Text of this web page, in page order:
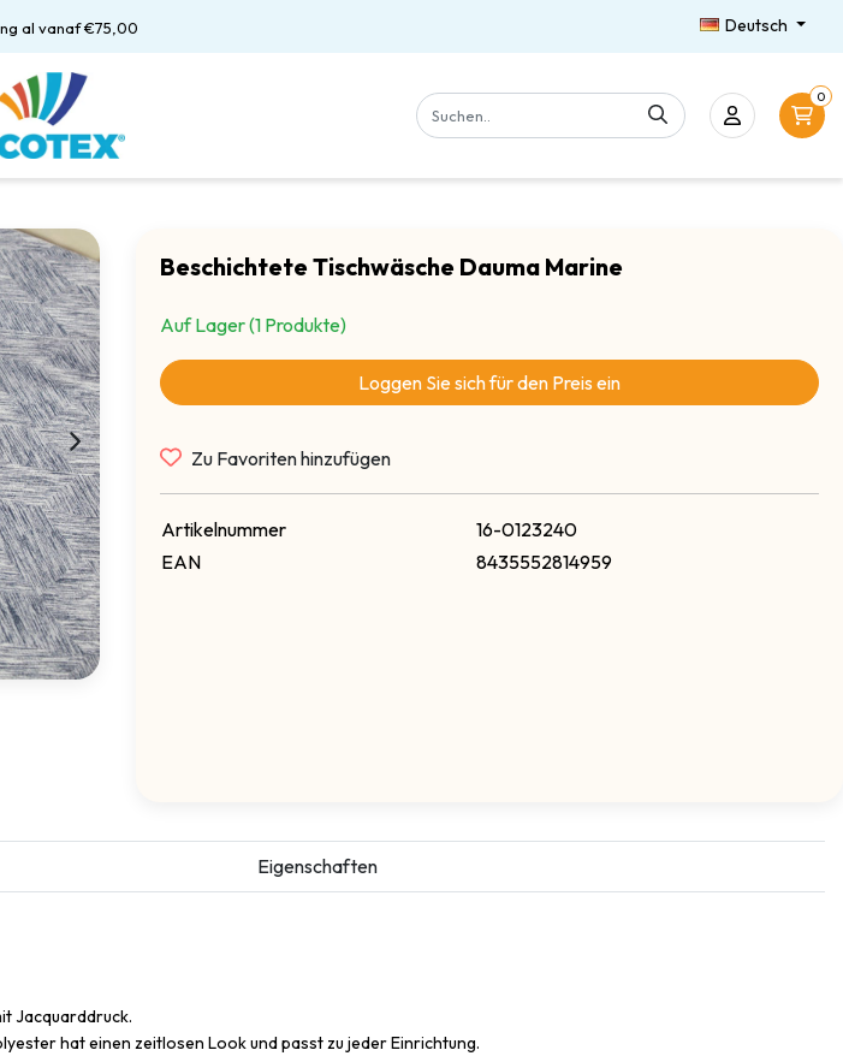
al vanaf €75,00 Deutsch
0
Beschichtete Tischwäsche Dauma Marine
Auf Lager (1 Produkte)
Loggen Sie sich für den Preis ein
Zu Favoriten hinzufügen
Artikelnummer
16-0123240
EAN
8435552814959
Eigenschaften
Jacquarddruck.
hat einen zeitlosen Look und passt zu jeder Einrichtung.